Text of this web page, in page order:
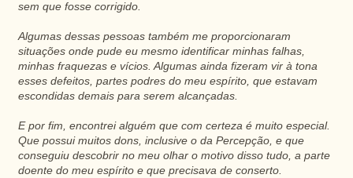
sem que fosse corrigido.
Algumas dessas pessoas também me proporcionaram
situações onde pude eu mesmo identificar minhas falhas,
minhas fraquezas e vícios. Algumas ainda fizeram vir à tona
esses defeitos, partes podres do meu espírito, que estavam
escondidas demais para serem alcançadas.
E por fim, encontrei alguém que com certeza é muito especial.
Que possui muitos dons, inclusive o da Percepção, e que
conseguiu descobrir no meu olhar o motivo disso tudo, a parte
doente do meu espírito e que precisava de conserto.